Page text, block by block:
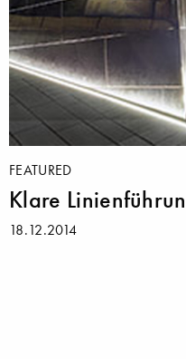
FEATURED
Klare
18.12.2014